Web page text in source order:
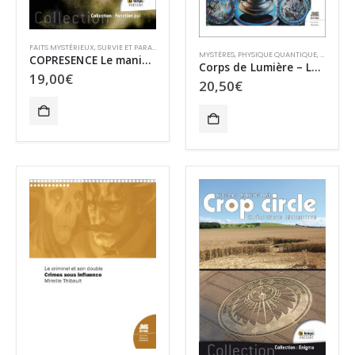
FAITS MYSTÉRIEUX,SURVIE ET PARANORMAL
COPRESENCE Le manifeste Möebius
19,00€
MYSTÈRES, PHYSIQUE QUANTIQUE,
Corps de Lumière – Le secret de la Pierre Philosophale
20,50€